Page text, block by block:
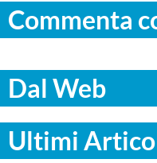
Commenta
Dal Web
Ultimi